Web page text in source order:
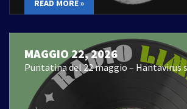
READ MORE »
MAGGIO 22, 2026
Puntatina del 22 maggio – Hantavirus